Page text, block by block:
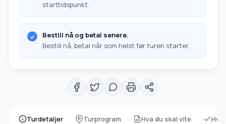
Turdetaljer Turprogram Hva du skal vite Hva
starttidspunkt.
Bestill nå og betal senere.
Bestill nå, betal når som helst før turen starter.